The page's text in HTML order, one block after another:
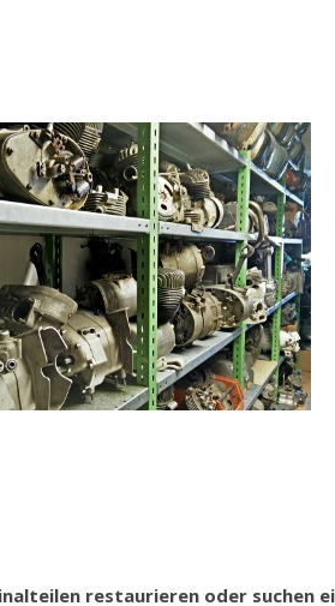
restaurieren oder suchen